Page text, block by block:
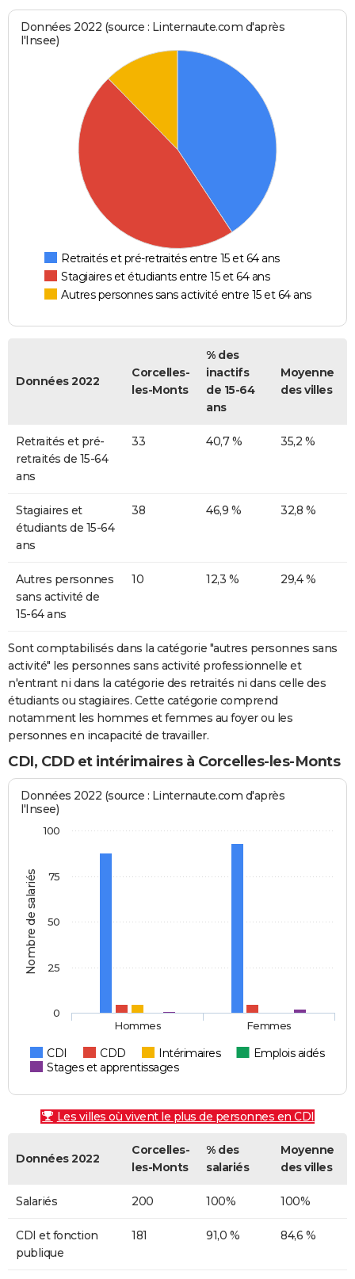
Données 2022 (source : Linternaute.com d'après
l'Insee)
Retraités et pré-retraités entre 15 et 64 ans
Stagiaires et étudiants entre 15 et 64 ans
Autres personnes sans activité entre 15 et 64 ans
Données 2022
Corcelles-
les-Monts
% des
inactifs
de 15-64
ans
Moyenne
des villes
Retraités et pré-
retraités de 15-64
ans
33 40,7 % 35,2 %
Stagiaires et
étudiants de 15-64
ans
38 46,9 % 32,8 %
Autres personnes
sans activité de
15-64 ans
10 12,3 % 29,4 %
Sont comptabilisés dans la catégorie "autres personnes sans
activité" les personnes sans activité professionnelle et
n'entrant ni dans la catégorie des retraités ni dans celle des
étudiants ou stagiaires. Cette catégorie comprend
notamment les hommes et femmes au foyer ou les
personnes en incapacité de travailler.
CDI, CDD et intérimaires à Corcelles-les-Monts
Nombre de salariés
Données 2022 (source : Linternaute.com d'après
l'Insee)
CDI CDD Intérimaires
Emplois aidés
Stages et apprentissages
Hommes Femmes
0
25
50
75
100
Les villes où vivent le plus de personnes en CDI
Données 2022
Corcelles-
les-Monts
% des
salariés
Moyenne
des villes
Salariés 200 100% 100%
CDI et fonction
publique
181 91,0 % 84,6 %